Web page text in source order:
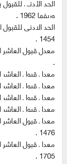
وريفها 1962 .
1454 .
معدل قبول العاشر العام 2020 في
.
معدل قبول العاشر العام 2020 في إدلب 1570
معدل قبول العاشر العام 2020 في حمص 1600 درجة
معدل قبول العاشر العام 2020 في حلب 1519 درجة
معدل قبول العاشر العام 2020 في حماه 1548
1476 .
1705 .